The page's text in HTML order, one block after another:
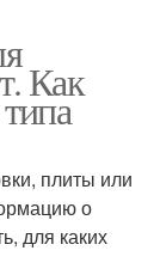
Как
плиты или
о
для каких